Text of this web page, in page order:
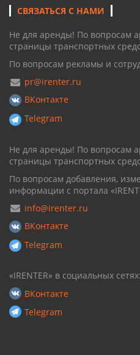
СВЯЗАТЬСЯ С НАМИ
Не для аренды! По вопросам
страницы транспортных
По вопросам рекламы и
pr@irenter.ru
ВКонтакте
Telegram
Не для аренды! По вопросам
страницы транспортных
По вопросам добавления,
информации с портала
info@irenter.ru
ВКонтакте
Telegram
«IRENTER» в социальных сетях:
ВКонтакте
Telegram